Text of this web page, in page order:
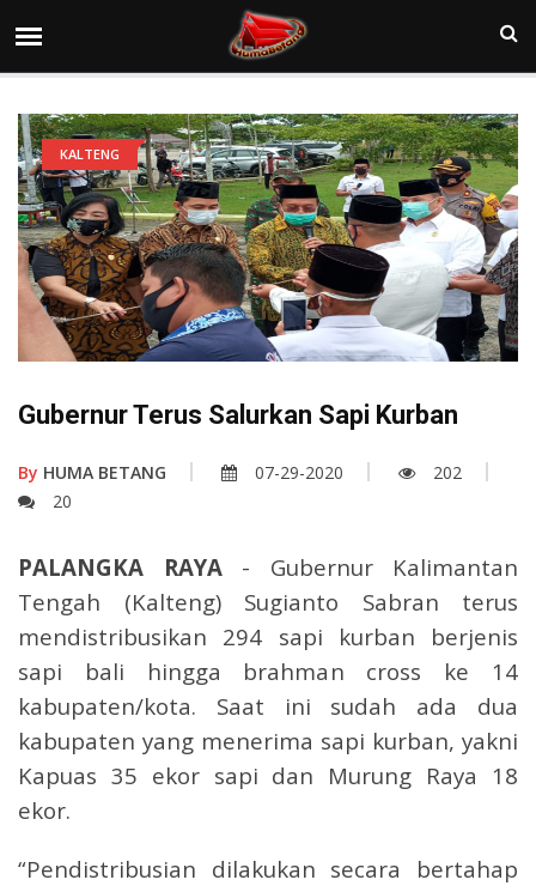
KALTENG
Gubernur Terus Salurkan Sapi Kurban
By HUMA BETANG 07-29-2020
202
20
PALANGKA RAYA- Gubernur Kalimantan
Tengah (Kalteng) Sugianto Sabran terus
mendistribusikan 294 sapi kurban berjenis
sapi bali hingga brahman cross ke 14
kabupaten/kota. Saat ini sudah ada dua
kabupaten yang menerima sapi kurban, yakni
Kapuas 35 ekor sapi dan Murung Raya 18
ekor.
“Pendistribusian dilakukan secara bertahap